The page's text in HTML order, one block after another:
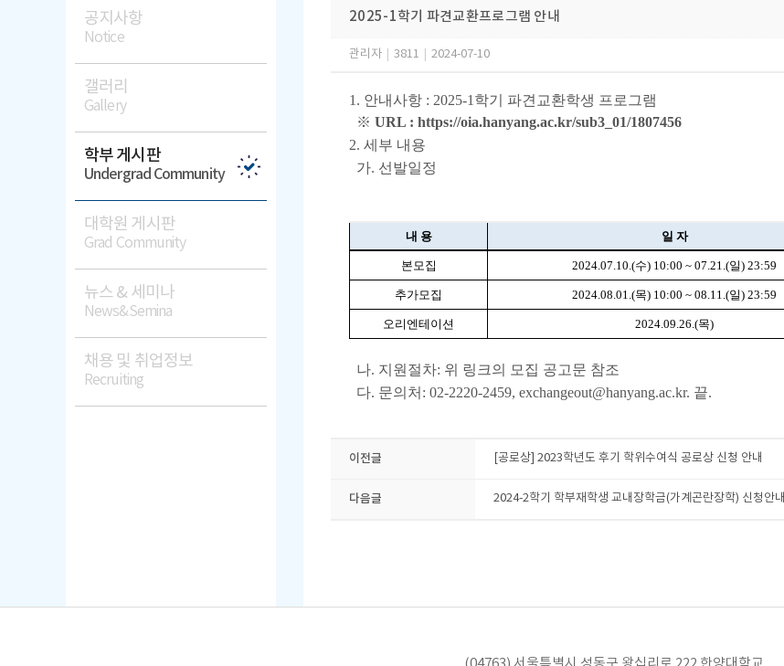
공지사항
Notice
갤러리
Gallery
학부 게시판
Undergrad Community
대학원 게시판
Grad Community
뉴스 & 세미나
News&Semina
채용 및 취업정보
Recruiting
2025-1학기 파견교환프로그램 안내
관리자 3811 2024-07-10
1. 안내사항 : 2025-1학기 파견교환학생 프로그램
※ URL : https://oia.hanyang.ac.kr/sub3_01/1807456
2. 세부 내용
가. 선발일정
내 용 일 자
본모집 2024.07.10.(수) 10:00 ~ 07.21.(일) 23:59
추가모집 2024.08.01.(목) 10:00 ~ 08.11.(일) 23:59
오리엔테이션 2024.09.26.(목)
나. 지원절차: 위 링크의 모집 공고문 참조
다. 문의처: 02-2220-2459, exchangeout@hanyang.ac.kr. 끝.
이전글 [공로상] 2023학년도 후기 학위수여식 공로상 신청 안내
다음글 2024-2학기 학부재학생 교내장학금(가계곤란장학) 신청안내